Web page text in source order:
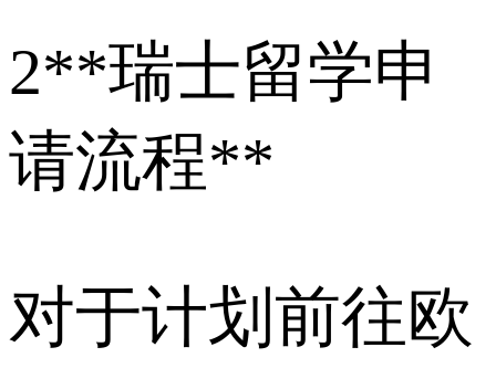
2**瑞士留学申
请流程**
对于计划前往欧